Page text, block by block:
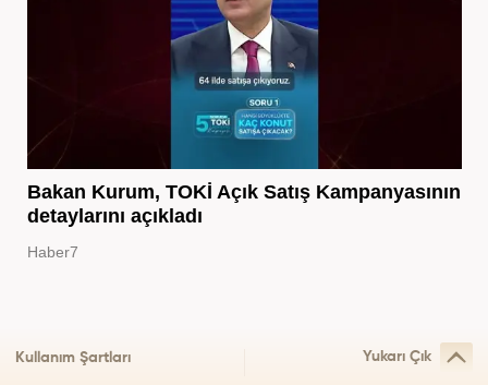
Bakan Kurum, TOKİ Açık Satış Kampanyasının
detaylarını açıkladı
Haber7
Kullanım Şartları Yukarı Çık